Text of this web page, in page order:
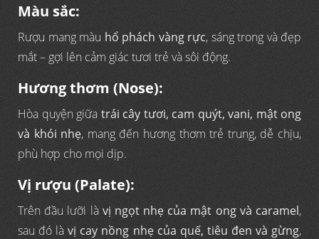
Màu sắc:
Rượu mang màu hổ phách vàng rực, sáng trong và đẹp
mắt – gợi lên cảm giác tươi trẻ và sôi động.
Hương thơm (Nose):
Hòa quyện giữa trái cây tươi, cam quýt, vani, mật ong
và khói nhẹ, mang đến hương thơm trẻ trung, dễ chịu,
phù hợp cho mọi dịp.
Vị rượu (Palate):
Trên đầu lưỡi là vị ngọt nhẹ của mật ong và caramel,
sau đó làvị cay nồng nhẹ của quế, tiêu đen và gừng,